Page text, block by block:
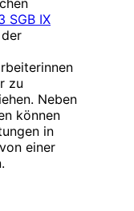
SGB IX
zu
Neben
können
in
einer